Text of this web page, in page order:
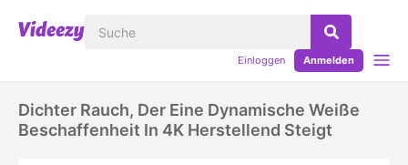
Einloggen Anmelden
Dichter Rauch, Der Eine Dynamische Weiße
Beschaffenheit In 4K Herstellend Steigt